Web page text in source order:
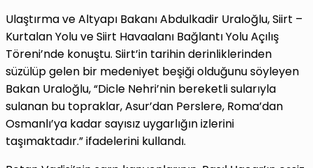
Ulaştırma ve Altyapı Bakanı Abdulkadir Uraloğlu, Siirt –
Kurtalan Yolu ve Siirt Havaalanı Bağlantı Yolu Açılış
Töreni’nde konuştu. Siirt’in tarihin derinliklerinden
süzülüp gelen bir medeniyet beşiği olduğunu söyleyen
Bakan Uraloğlu, “Dicle Nehri’nin bereketli sularıyla
sulanan bu topraklar, Asur’dan Perslere, Roma’dan
Osmanlı’ya kadar sayısız uygarlığın izlerini
taşımaktadır.” ifadelerini kullandı.